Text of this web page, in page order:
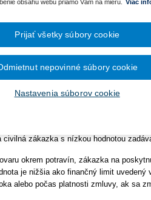
November 2024
Október 2024
Jún 2024
Máj 2024
Apríl 2024
2023
November 2023
September 2023
usmernenie
civilných zákaziek s
podľa zákona č. 343/2015
znení neskorších predpisov
civilná zákazka s nízkou hodnotou
okrem potravín, zákazka na
je nižšia ako finančný limit
alebo počas platnosti zmluvy, ak sa
obsahu webu priamo Vám na mieru.
Viac
Nastavenia súborov cookie
nepovinné súbory cookie
Prijať všetky súbory cookie